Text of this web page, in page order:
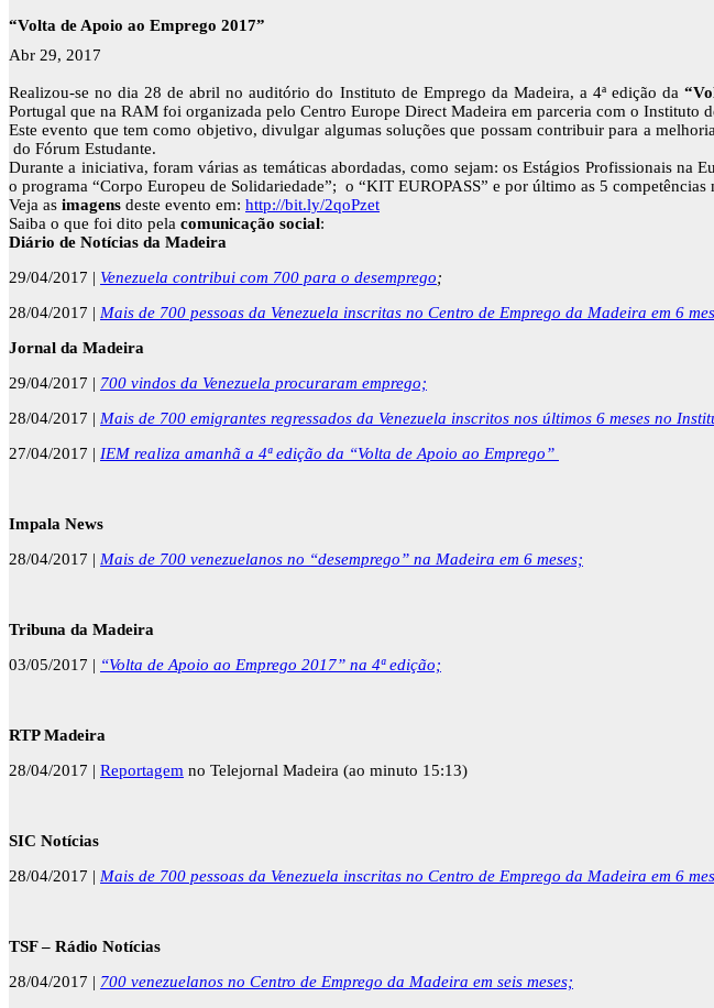
“Volta de Apoio ao Emprego 2017”
Abr 29, 2017
Realizou-se no dia 28 de abril no auditório do Instituto de Emprego da Madeira, a 4ª edição da
Portugal que na RAM foi organizada pelo Centro Europe Direct Madeira em parceria com o Instituto
Este evento que tem como objetivo, divulgar algumas soluções que possam contribuir para a
do Fórum Estudante​.
Durante a iniciativa, foram várias as temáticas abordadas, como sejam: os Estágios Profissionais na
o programa “Corpo Europeu de Solidariedade”; o “KIT EUROPASS” e por último as 5 competências
Veja as imagens deste evento em: http://bit.ly/2qoPzet
Saiba o que foi dito pela comunicação social:
Diário de Notícias da Madeira
29/04/2017 | Venezuela contribui com 700 para o desemprego;
28/04/2017 | Mais de 700 pessoas da Venezuela inscritas no Centro de Emprego da Madeira em 6
Jornal da Madeira
29/04/2017 | 700 vindos da Venezuela procuraram emprego;
28/04/2017 | Mais de 700 emigrantes regressados da Venezuela inscritos nos últimos 6 meses no
27/04/2017 | IEM realiza amanhã a 4ª edição da “Volta de Apoio ao Emprego” ​
Impala News
28/04/2017 | Mais de 700 venezuelanos no “desemprego” na Madeira em 6 meses;
Tribuna da Madeira
03/05/2017 | “Volta de Apoio ao Emprego 2017” na 4ª edição;
RTP Madeira
28/04/2017 | Reportagem no Telejornal Madeira (ao minuto 15:13)
SIC Notícias
28/04/2017 | Mais de 700 pessoas da Venezuela inscritas no Centro de Emprego da Madeira em 6
TSF – Rádio Notícias
28/04/2017 | 700 venezuelanos no Centro de Emprego da Madeira em seis meses;